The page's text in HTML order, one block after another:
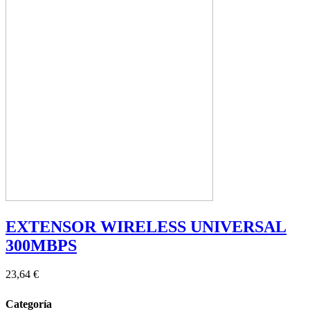
EXTENSOR WIRELESS UNIVERSAL
300MBPS
23,64 €
Categoría